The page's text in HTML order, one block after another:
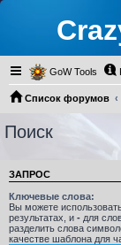
GoW Tools
Список форумов
Поиск
ЗАПРОС
Ключевые слова:
Вы можете
результатах, и - для
разделить слова
качестве шаблона для